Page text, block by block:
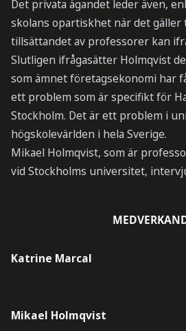
Det privata ägandet leder även,
skolans opartiskhet när det gäller
tillsättandet av professorer kan
Slutligen ifrågasätter Holmqvist
som ämnet företagsekonomi har
ett problem som är specifikt för
Stockholm. Det är ett problem i
högskolevärlden i hela Sverige.
Mikael Holmqvist, som är
vid Stockholms universitet,
Katrine Marcal
Mikael Holmqvist